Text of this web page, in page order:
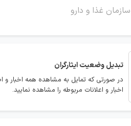
غذا و دارو
تبدیل وضعیت ایثارگران
در صورتی که تمایل به مشاهده همه اخبار و
اخبار و اعلانات مربوطه را مشاهده نمایید.